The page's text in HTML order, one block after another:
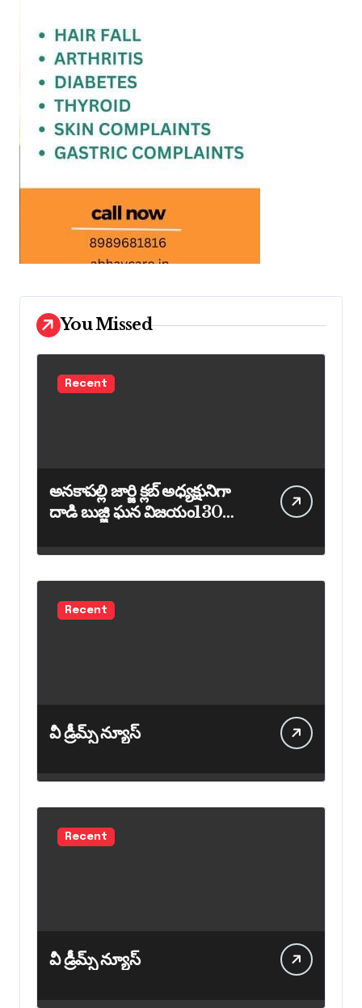
You Missed
Recent
అనకాపల్లి జార్జి క్లబ్ అధ్యక్షునిగా
దాడి బుజ్జి ఘన విజయం130
Recent
వీ డ్రీమ్స్ న్యూస్
Recent
వీ డ్రీమ్స్ న్యూస్